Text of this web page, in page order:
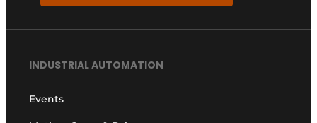
INDUSTRIAL AUTOMATION
Events